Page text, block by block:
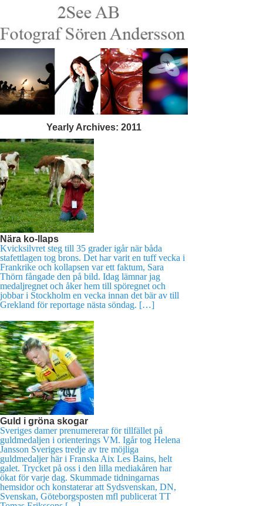
Yearly Archives: 2011
Nära ko-llaps
Kvicksilvret steg till 35 grader igår när båda
stafettlagen tog brons. Det har varit en tuff vecka i
Frankrike och kollapsen var ett faktum, Sara
Thörn fångade den på bild. Idag lämnar jag
medaljregnet och åker hem till spöregnet och
jobbar i Stockholm en vecka innan det bär av till
Grekland för reportage nästa söndag. […]
Guld i gröna skogar
Sveriges damer prenumererar för tillfället på
guldmedaljen i orienterings VM. Igår tog Helena
Jansson Sveriges tredje av tre möjliga
guldmedaljer här i Franska Aix Les Bains, helt
galet. Trycket på oss i den lilla mediakåren har
ökat för varje dag. Skummade tidningarnas
hemsidor och konstaterar att Sydsvenskan, DN,
Svenskan, Göteborgsposten mfl publicerat TT